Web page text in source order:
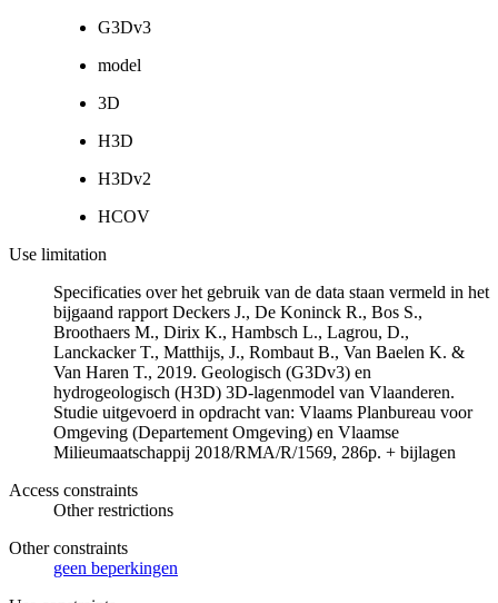
G3Dv3
model
3D
H3D
H3Dv2
HCOV
Use limitation
Specificaties over het gebruik van de data staan vermeld in het
bijgaand rapport Deckers J., De Koninck R., Bos S.,
Broothaers M., Dirix K., Hambsch L., Lagrou, D.,
Lanckacker T., Matthijs, J., Rombaut B., Van Baelen K. &
Van Haren T., 2019. Geologisch (G3Dv3) en
hydrogeologisch (H3D) 3D-lagenmodel van Vlaanderen.
Studie uitgevoerd in opdracht van: Vlaams Planbureau voor
Omgeving (Departement Omgeving) en Vlaamse
Milieumaatschappij 2018/RMA/R/1569, 286p. + bijlagen
Access constraints
Other restrictions
Other constraints
geen beperkingen